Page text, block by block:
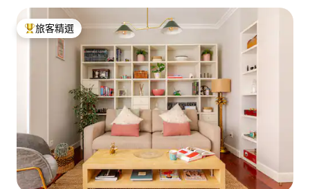
旅客精選榜首
旅客精選